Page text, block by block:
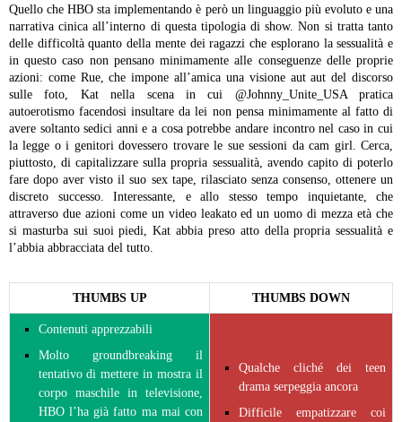
Quello che HBO sta implementando è però un linguaggio più evoluto e una
narrativa cinica all’interno di questa tipologia di show. Non si tratta tanto
delle difficoltà quanto della mente dei ragazzi che esplorano la sessualità e
in questo caso non pensano minimamente alle conseguenze delle proprie
azioni: come Rue, che impone all’amica una visione aut aut del discorso
sulle foto, Kat nella scena in cui @Johnny_Unite_USA pratica
autoerotismo facendosi insultare da lei non pensa minimamente al fatto di
avere soltanto sedici anni e a cosa potrebbe andare incontro nel caso in cui
la legge o i genitori dovessero trovare le sue sessioni da cam girl. Cerca,
piuttosto, di capitalizzare sulla propria sessualità, avendo capito di poterlo
fare dopo aver visto il suo sex tape, rilasciato senza consenso, ottenere un
discreto successo. Interessante, e allo stesso tempo inquietante, che
attraverso due azioni come un video leakato ed un uomo di mezza età che
si masturba sui suoi piedi, Kat abbia preso atto della propria sessualità e
l’abbia abbracciata del tutto.
THUMBS UP THUMBS DOWN
Contenuti apprezzabili
Molto groundbreaking il
tentativo di mettere in mostra il
corpo maschile in televisione,
HBO l’ha già fatto ma mai con
Qualche cliché dei teen
drama serpeggia ancora
Difficile empatizzare coi